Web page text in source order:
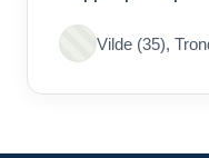
Vilde (35),